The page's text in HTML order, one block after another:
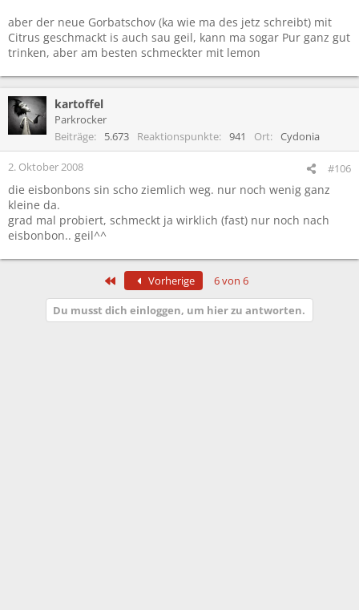
aber der neue Gorbatschov (ka wie ma des jetz schreibt) mit
Citrus geschmackt is auch sau geil, kann ma sogar Pur ganz gut
trinken, aber am besten schmeckter mit lemon
kartoffel
Parkrocker
Beiträge
5.673 Reaktionspunkte 941 Ort Cydonia
2. Oktober 2008 #106
die eisbonbons sin scho ziemlich weg. nur noch wenig ganz
kleine da.
grad mal probiert, schmeckt ja wirklich (fast) nur noch nach
eisbonbon.. geil^^
Erste Vorherige 6 von 6
Du musst dich einloggen, um hier zu antworten.